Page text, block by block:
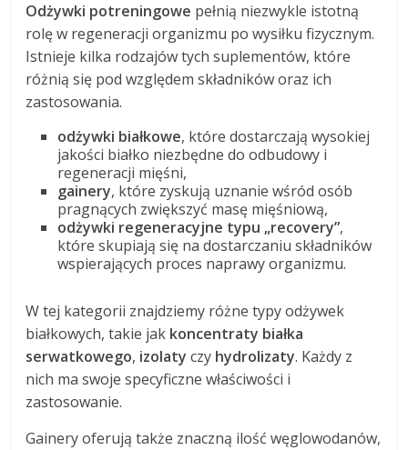
Odżywki potreningowe pełnią niezwykle istotną
rolę w regeneracji organizmu po wysiłku fizycznym.
Istnieje kilka rodzajów tych suplementów, które
różnią się pod względem składników oraz ich
zastosowania.
odżywki białkowe, które dostarczają wysokiej
jakości białko niezbędne do odbudowy i
regeneracji mięśni,
gainery, które zyskują uznanie wśród osób
pragnących zwiększyć masę mięśniową,
odżywki regeneracyjne typu „recovery”,
które skupiają się na dostarczaniu składników
wspierających proces naprawy organizmu.
W tej kategorii znajdziemy różne typy odżywek
białkowych, takie jak koncentraty białka
serwatkowego, izolaty czy hydrolizaty. Każdy z
nich ma swoje specyficzne właściwości i
zastosowanie.
Gainery oferują także znaczną ilość węglowodanów,